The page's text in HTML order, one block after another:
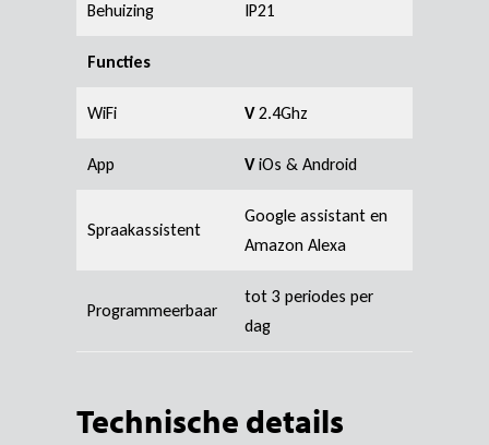
Behuizing IP21
Functies
WiFi V2.4Ghz
App ViOs & Android
Spraakassistent
Google assistant en
Amazon Alexa
Programmeerbaar
tot 3 periodes per
dag
Technische details